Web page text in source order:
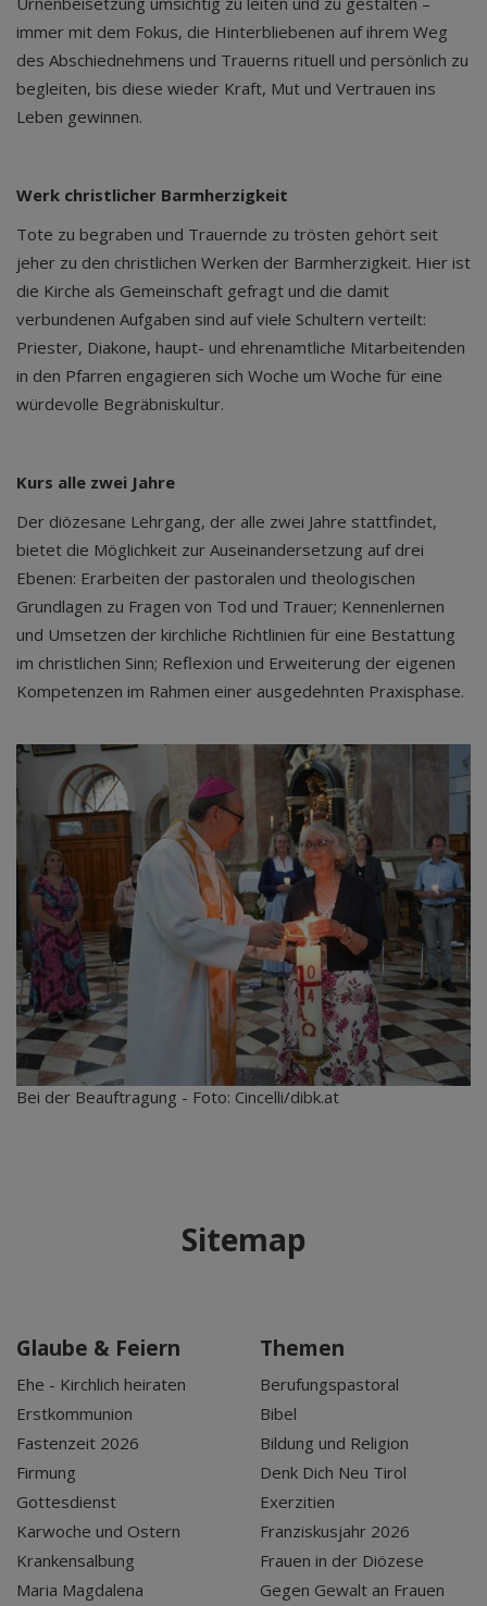
immer mit dem Fokus, die Hinterbliebenen auf ihrem Weg
des Abschiednehmens und Trauerns rituell und persönlich zu
begleiten, bis diese wieder Kraft, Mut und Vertrauen ins
Leben gewinnen.
Werk christlicher Barmherzigkeit
Tote zu begraben und Trauernde zu trösten gehört seit
jeher zu den christlichen Werken der Barmherzigkeit. Hier ist
die Kirche als Gemeinschaft gefragt und die damit
verbundenen Aufgaben sind auf viele Schultern verteilt:
Priester, Diakone, haupt- und ehrenamtliche Mitarbeitenden
in den Pfarren engagieren sich Woche um Woche für eine
würdevolle Begräbniskultur.
Kurs alle zwei Jahre
Der diözesane Lehrgang, der alle zwei Jahre stattfindet,
bietet die Möglichkeit zur Auseinandersetzung auf drei
Ebenen: Erarbeiten der pastoralen und theologischen
Grundlagen zu Fragen von Tod und Trauer; Kennenlernen
und Umsetzen der kirchliche Richtlinien für eine Bestattung
im christlichen Sinn; Reflexion und Erweiterung der eigenen
Kompetenzen im Rahmen einer ausgedehnten Praxisphase.
Bei der Beauftragung - Foto: Cincelli/dibk.at
Sitemap
Glaube & Feiern
Ehe - Kirchlich heiraten
Erstkommunion
Fastenzeit 2026
Firmung
Gottesdienst
Karwoche und Ostern
Krankensalbung
Maria Magdalena
Themen
Berufungspastoral
Bibel
Bildung und Religion
Denk Dich Neu Tirol
Exerzitien
Franziskusjahr 2026
Frauen in der Diözese
Gegen Gewalt an Frauen